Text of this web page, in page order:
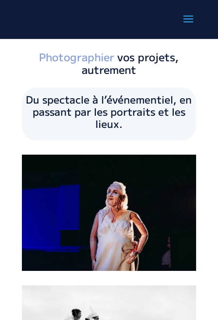
Photographier vos projets,
autrement
Du spectacle à l’événementiel, en
passant par les portraits et les
lieux.